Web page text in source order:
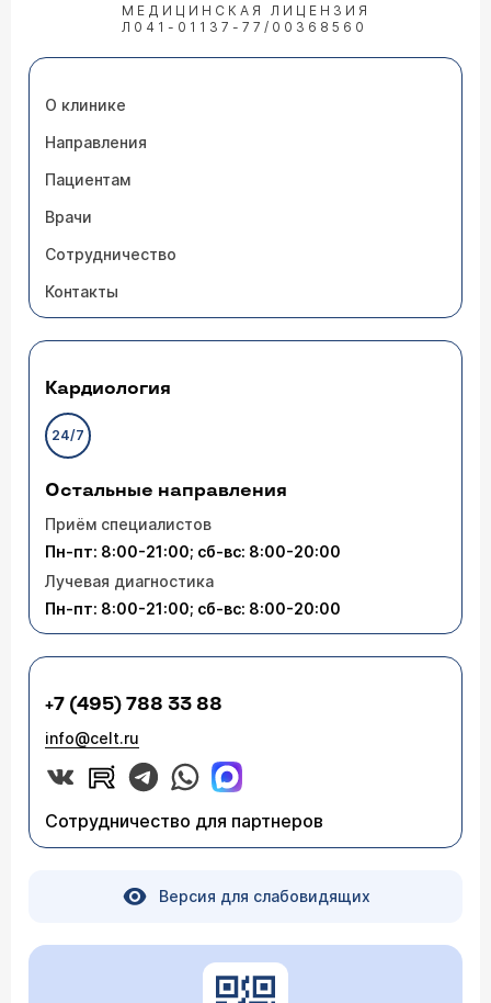
МЕДИЦИНСКАЯ ЛИЦЕНЗИЯ
Л041-01137-77/00368560
О клинике
Направления
Пациентам
Врачи
Сотрудничество
Контакты
Кардиология
24/7
Остальные направления
Приём специалистов
Пн-пт: 8:00-21:00; сб-вс: 8:00-20:00
Лучевая диагностика
Пн-пт: 8:00-21:00; сб-вс: 8:00-20:00
+7 (495) 788 33 88
info@celt.ru
Сотрудничество для партнеров
Версия для слабовидящих